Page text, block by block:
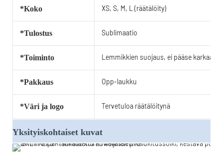
*Koko XS, S, M, L (räätälöity)
*Tulostus Sublimaatio
*Toiminto Lemmikkien suojaus, ei pääse
*Pakkaus Opp-laukku
*Väri ja logo Tervetuloa räätälöitynä
Yksityiskohtaiset kuvat